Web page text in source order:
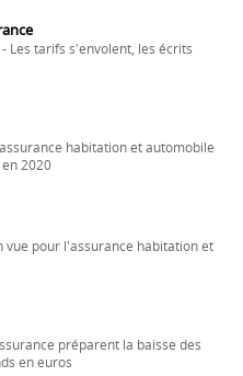
Les tarifs s'envolent, les écrits
habitation et automobile
2020
vue pour l'assurance habitation et
préparent la baisse des
en euros